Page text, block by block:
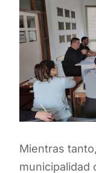
Mientras
municipalidad